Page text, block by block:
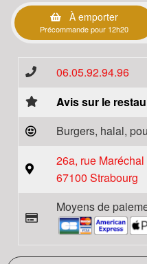
À emporter
Précommande pour 12h20
06.05.92.94.96
Avis sur le
Burgers, halal,
26a, rue
67100 Strabourg
Moyens de